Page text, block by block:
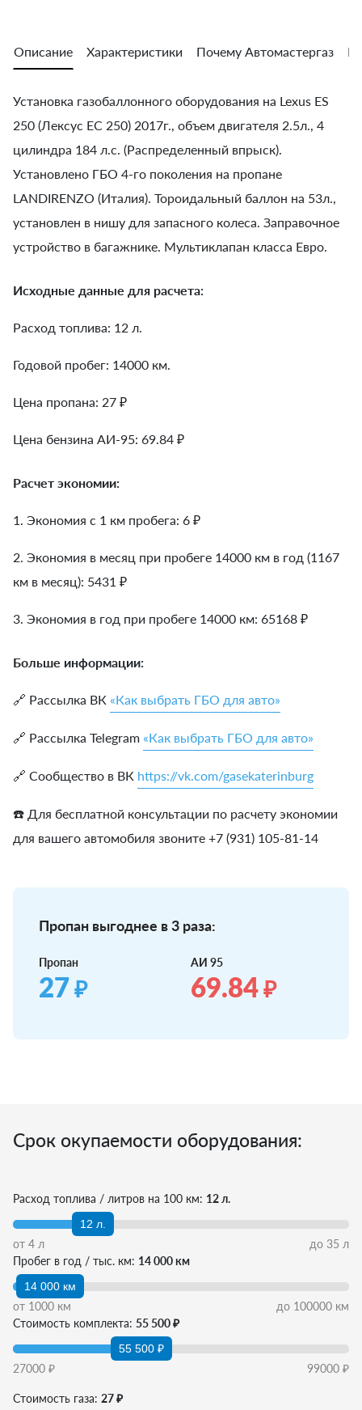
Описание Характеристики Почему Автомастергаз
Установка газобаллонного оборудования на Lexus ES
250 (Лексус ЕС 250) 2017г., объем двигателя 2.5л., 4
цилиндра 184 л.с. (Распределенный впрыск).
Установлено ГБО 4-го поколения на пропане
LANDIRENZO (Италия). Тороидальный баллон на 53л.,
установлен в нишу для запасного колеса. Заправочное
устройство в багажнике. Мультиклапан класса Евро.
Исходные данные для расчета:
Расход топлива: 12 л.
Годовой пробег: 14000 км.
Цена пропана: 27 ₽
Цена бензина АИ-95: 69.84 ₽
Расчет экономии:
1. Экономия с 1 км пробега: 6 ₽
2. Экономия в месяц при пробеге 14000 км в год (1167
км в месяц): 5431 ₽
3. Экономия в год при пробеге 14000 км: 65168 ₽
Больше информации:
🔗 Рассылка ВК «Как выбрать ГБО для авто»
🔗 Рассылка Telegram «Как выбрать ГБО для авто»
🔗 Сообщество в ВК https://vk.com/gasekaterinburg
☎️ Для бесплатной консультации по расчету экономии
для вашего автомобиля звоните +7 (931) 105-81-14
Пропан выгоднее в 3 раза:
Пропан
27₽
АИ 95
69.84₽
Срок окупаемости оборудования:
Расход топлива / литров на 100 км: 12 л.
12 л.
от 4 л до 35 л
Пробег в год / тыс. км: 14 000 км
14 000 км
от 1000 км до 100000 км
Стоимость комплекта: 55 500 ₽
55 500 ₽
27000 ₽ 99000 ₽
Стоимость газа: 27 ₽